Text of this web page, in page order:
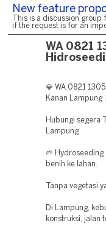
New feature
This is a discussion
if the request is for an
WA 0821
💎 WA 0821
Kanan Lampung
Hubungi segera
Lampung
🌱
benih ke lahan.
Tanpa vegetasi
Di Lampung,
konstruksi, jalan